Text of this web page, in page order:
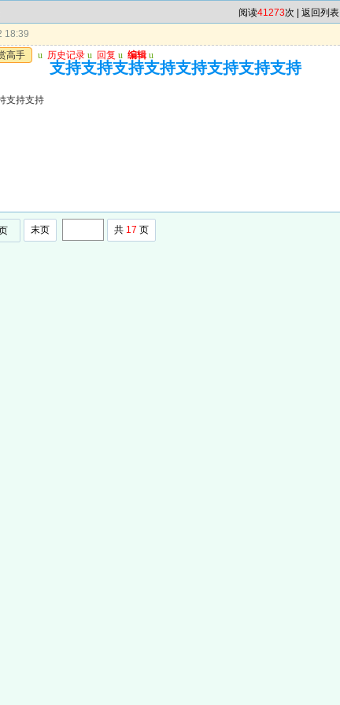
阅读41273次 | 返回列表
18:39
高手 u 历史记录 u 回复 u 编辑 u
支持支持支持支持支持支持支持支持
支持支持
末页 共 17 页